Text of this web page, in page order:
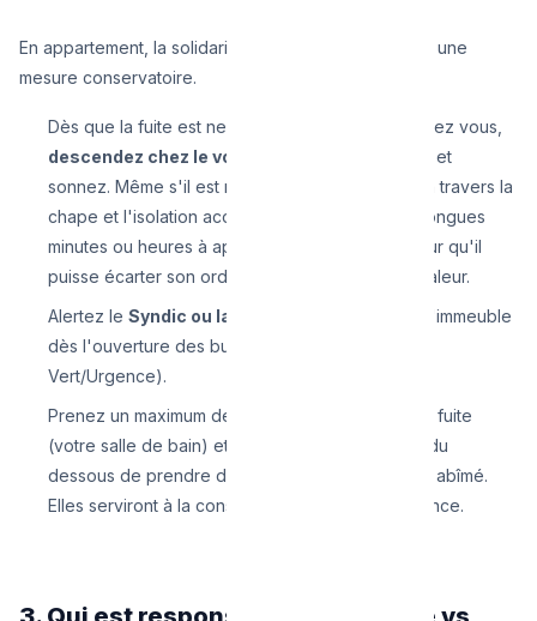
En appartement, la solidarité n'est pas un luxe, c'est une
mesure conservatoire.
Dès que la fuite est neutralisée physiquement chez vous,
descendez chez le voisin de l'étage inférieur
et
sonnez. Même s'il est minuit ! L'eau, en passant à travers la
chape et l'isolation acoustique, peut mettre de longues
minutes ou heures à apparaître. Prévenez-le pour qu'il
puisse écarter son ordinateur ou ses biens de valeur.
Alertez le Syndic ou la société de gestion
de l'immeuble
dès l'ouverture des bureaux (ou via leur numéro
Vert/Urgence).
Prenez un maximum de photos de l'origine de la fuite
(votre salle de bain) et proposez à votre voisin du
dessous de prendre des photos de son plafond abîmé.
Elles serviront à la constitution du dossier assurance.